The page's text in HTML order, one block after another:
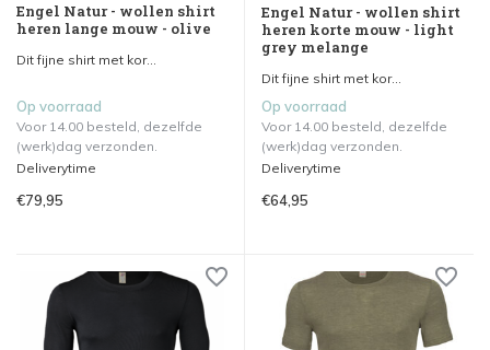
Engel Natur - wollen shirt
heren lange mouw - olive
Dit fijne shirt met kor...
Op voorraad
Voor 14.00 besteld, dezelfde
(werk)dag verzonden.
Deliverytime
€79,95
Engel Natur - wollen shirt
heren korte mouw - light
grey melange
Dit fijne shirt met kor...
Op voorraad
Voor 14.00 besteld, dezelfde
(werk)dag verzonden.
Deliverytime
€64,95